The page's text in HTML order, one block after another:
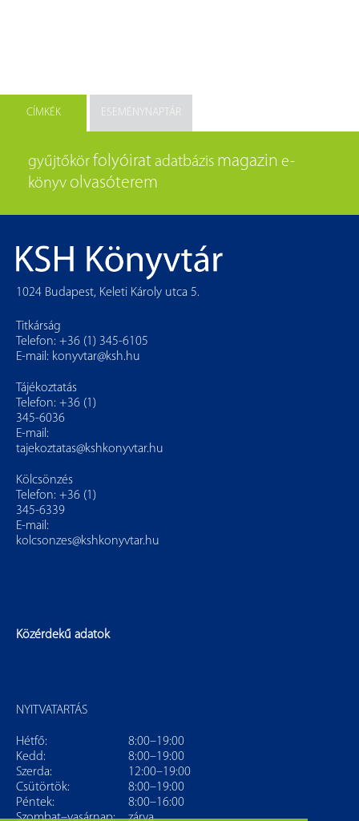
CÍMKÉK ESEMÉNYNAPTÁR
gyűjtőkör folyóirat adatbázis magazin e-
könyv olvasóterem
1024 Budapest, Keleti Károly utca 5.
Titkárság
Telefon: +36 (1) 345-6105
E-mail: konyvtar@ksh.hu
Tájékoztatás
Telefon: +36 (1)
345-6036
E-mail:
tajekoztatas@kshkonyvtar.hu
Kölcsönzés
Telefon: +36 (1)
345-6339
E-mail:
kolcsonzes@kshkonyvtar.hu
Közérdekű adatok
NYITVATARTÁS
Hétfő:
8:00–19:00
Kedd:
8:00–19:00
Szerda:
12:00–19:00
Csütörtök:
8:00–19:00
Péntek:
8:00–16:00
Szombat–vasárnap:
zárva